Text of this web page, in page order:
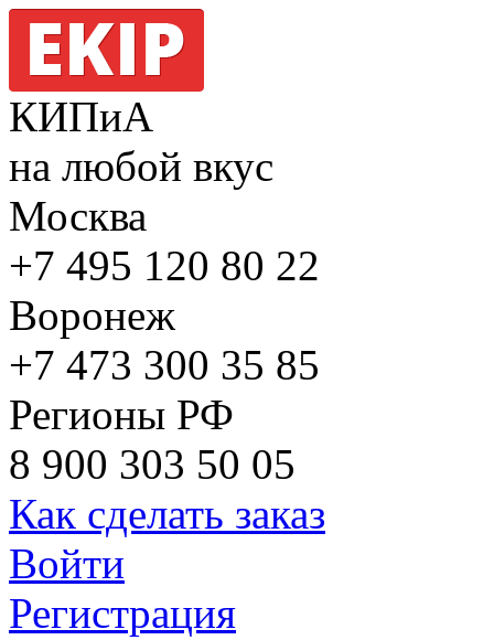
КИПиА
на любой вкус
Москва
+7 495 120 80 22
Воронеж
+7 473 300 35 85
Регионы РФ
8 900 303 50 05
Как сделать заказ
Войти
Регистрация